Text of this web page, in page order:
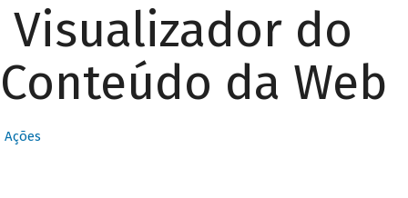
Visualizador do
Conteúdo da Web
Ações